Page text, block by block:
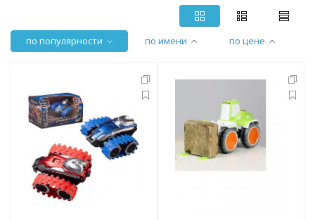
по популярности по имени по цене